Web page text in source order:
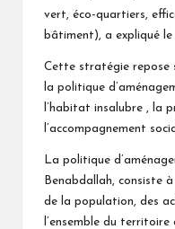
vert, éco-quartiers,
bâtiment), a expliqué le
Cette stratégie repose
la politique
l’habitat insalubre , la
l’accompagnement
La politique
Benabdallah, consiste
de la population, des
l’ensemble du